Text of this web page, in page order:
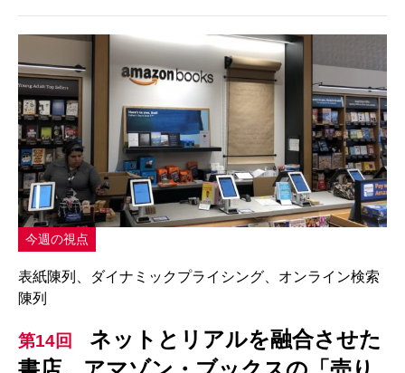
今週の視点
表紙陳列、ダイナミックプライシング、オンライン検索
陳列
第14回
ネットとリアルを融合させた